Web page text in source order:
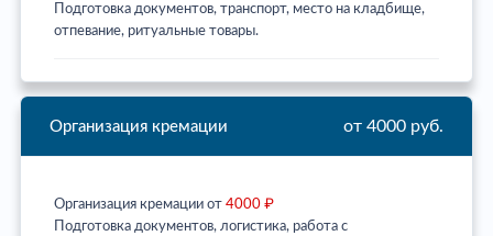
Подготовка документов, транспорт, место на кладбище,
отпевание, ритуальные товары.
Организация кремации от 4000 руб.
Организация кремации от 4000 ₽
Подготовка документов, логистика, работа с